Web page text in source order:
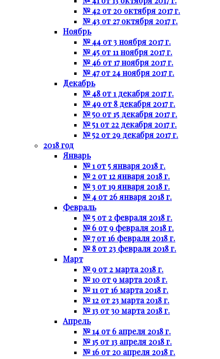
№ 42 от 20 октября 2017 г.
№ 43 от 27 октября 2017 г.
Ноябрь
№ 44 от 3 ноября 2017 г.
№ 45 от 11 ноября 2017 г.
№ 46 от 17 ноября 2017 г.
№ 47 от 24 ноября 2017 г.
Декабрь
№ 48 от 1 декабря 2017 г.
№ 49 от 8 декабря 2017 г.
№ 50 от 15 декабря 2017 г.
№ 51 от 22 декабря 2017 г.
№ 52 от 29 декабря 2017 г.
2018 год
Январь
№ 1 от 5 января 2018 г.
№ 2 от 12 января 2018 г.
№ 3 от 19 января 2018 г.
№ 4 от 26 января 2018 г.
Февраль
№ 5 от 2 февраля 2018 г.
№ 6 от 9 февраля 2018 г.
№ 7 от 16 февраля 2018 г.
№ 8 от 23 февраля 2018 г.
Март
№ 9 от 2 марта 2018 г.
№ 10 от 9 марта 2018 г.
№ 11 от 16 марта 2018 г.
№ 12 от 23 марта 2018 г.
№ 13 от 30 марта 2018 г.
Апрель
№ 14 от 6 апреля 2018 г.
№ 15 от 13 апреля 2018 г.
№ 16 от 20 апреля 2018 г.